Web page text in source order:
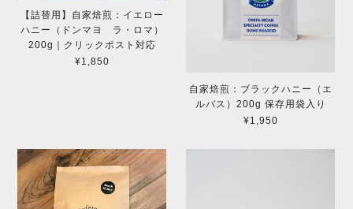
【詰替用】自家焙煎：イエロー
ハニー（ドンマヨ ラ・ロマ）
200g｜クリックポスト対応
¥1,850
自家焙煎：ブラックハニー（エ
ルバス）200g 保存用袋入り
¥1,950